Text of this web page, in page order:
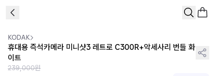
KODAK
휴대용 즉석카메라 미니샷3 레트로 C300R+악세사리 번들 화
이트
239,000원